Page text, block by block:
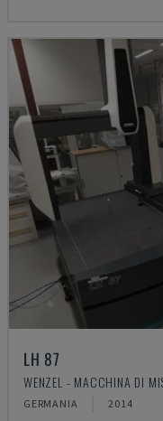
LH 87
WENZEL - MACCHINA DI
GERMANIA 2014